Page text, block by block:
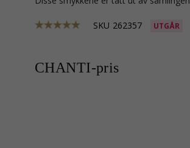
SKU 262357 UTGÅR
CHANTI-pris